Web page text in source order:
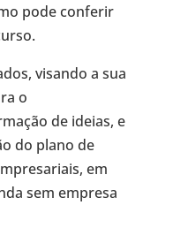
pode conferir
visando a sua
o
de ideias, e
do plano de
em
sem empresa